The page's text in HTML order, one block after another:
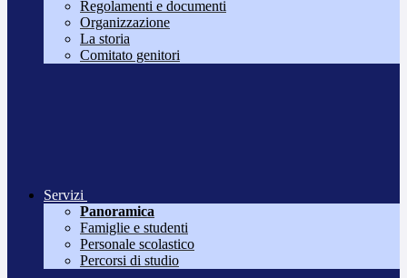
Regolamenti e documenti
Organizzazione
La storia
Comitato genitori
Servizi
Panoramica
Famiglie e studenti
Personale scolastico
Percorsi di studio